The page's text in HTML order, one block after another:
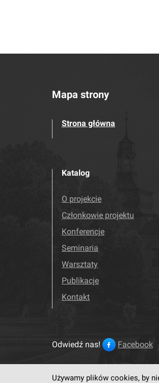
Mapa strony
Strona główna
Katalog
O projekcie
Członkowie projektu
Konferencje
Seminaria
Warsztaty
Publikacje
Kontakt
Odwiedź nas! Facebook
Używamy plików cookies, by